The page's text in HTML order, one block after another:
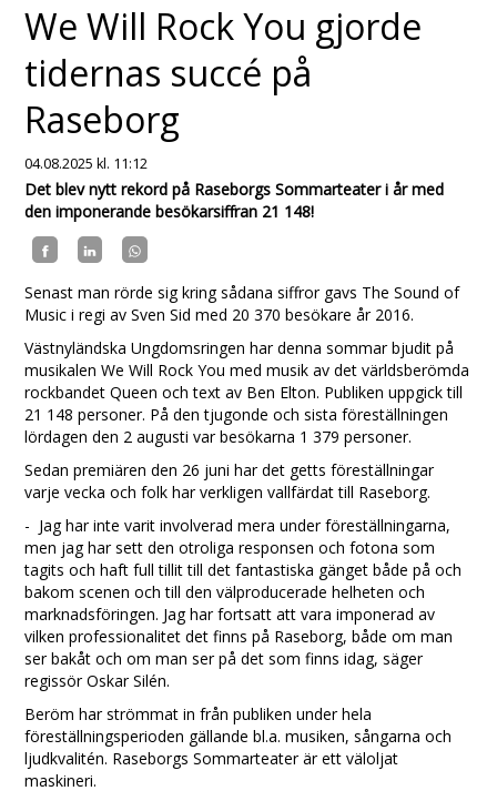
We Will Rock You gjorde
tidernas succé på
Raseborg
04.08.2025kl. 11:12
Det blev nytt rekord på Raseborgs Sommarteater i år med
den imponerande besökarsiffran 21 148!
Senast man rörde sig kring sådana siffror gavs The Sound of
Music i regi av Sven Sid med 20 370 besökare år 2016.
Västnyländska Ungdomsringen har denna sommar bjudit på
musikalen We Will Rock You med musik av det världsberömda
rockbandet Queen och text av Ben Elton. Publiken uppgick till
21 148 personer. På den tjugonde och sista föreställningen
lördagen den 2 augusti var besökarna 1 379 personer.
Sedan premiären den 26 juni har det getts föreställningar
varje vecka och folk har verkligen vallfärdat till Raseborg.
- Jag har inte varit involverad mera under föreställningarna,
men jag har sett den otroliga responsen och fotona som
tagits och haft full tillit till det fantastiska gänget både på och
bakom scenen och till den välproducerade helheten och
marknadsföringen. Jag har fortsatt att vara imponerad av
vilken professionalitet det finns på Raseborg, både om man
ser bakåt och om man ser på det som finns idag, säger
regissör Oskar Silén.
Beröm har strömmat in från publiken under hela
föreställningsperioden gällande bl.a. musiken, sångarna och
ljudkvalitén. Raseborgs Sommarteater är ett väloljat
maskineri.